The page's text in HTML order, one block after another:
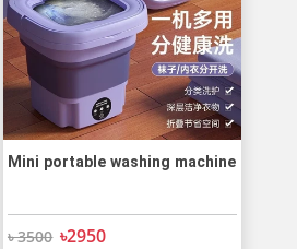
Mini portable washing machine
৳ 3500 ৳2950